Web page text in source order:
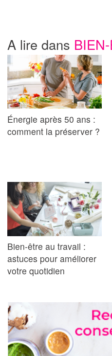
A lire dans
Énergie après 50 ans :
comment la préserver ?
Bien-être au travail :
astuces pour améliorer
votre quotidien